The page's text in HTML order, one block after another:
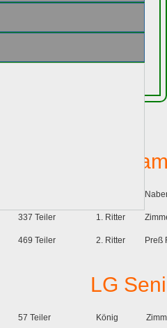
337 Teiler
469 Teiler
LG
1. Ritter
2. Ritter Preß
57 Teiler
LG
König